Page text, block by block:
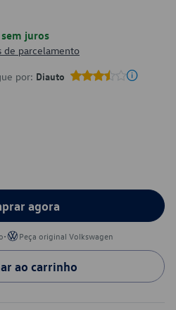
sem juros
de parcelamento
por: Diauto
agora
• Peça original Volkswagen
ao carrinho